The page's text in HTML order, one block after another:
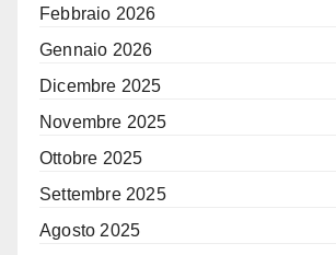
Febbraio 2026
Gennaio 2026
Dicembre 2025
Novembre 2025
Ottobre 2025
Settembre 2025
Agosto 2025